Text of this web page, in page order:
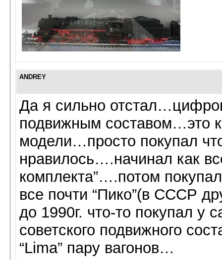
ANDREY
Да я сильно
подвижным составом…это
модели…просто покупал
нравилось….начинал как
комплекта”….потом
все почти “Пико”(в СССР
до 1990г. что-то покупал у
советского подвижного
“Lima” пару вагонов…